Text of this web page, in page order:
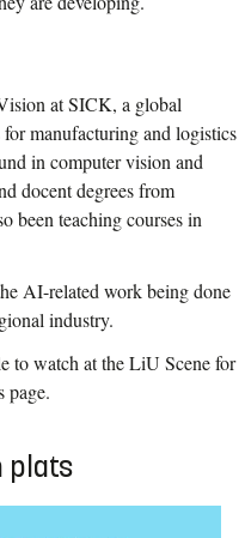
at SICK, a global
manufacturing and logistics
in computer vision and
docent degrees from
been teaching courses in
AI-related work being done
industry.
to watch at the LiU Scene for
page.
plats